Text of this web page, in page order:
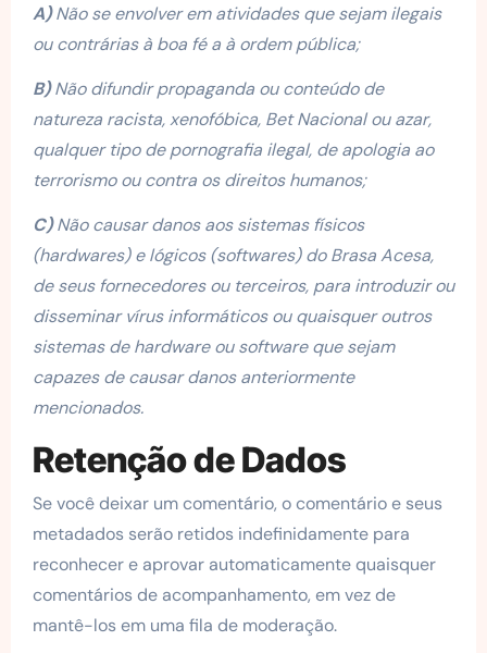
A)Não se envolver em atividades que sejam ilegais
ou contrárias à boa fé a à ordem pública;
B)Não difundir propaganda ou conteúdo de
natureza racista, xenofóbica, Bet Nacional ou azar,
qualquer tipo de pornografia ilegal, de apologia ao
terrorismo ou contra os direitos humanos;
C)Não causar danos aos sistemas físicos
(hardwares) e lógicos (softwares) do Brasa Acesa,
de seus fornecedores ou terceiros, para introduzir ou
disseminar vírus informáticos ou quaisquer outros
sistemas de hardware ou software que sejam
capazes de causar danos anteriormente
mencionados.
Retenção de Dados
Se você deixar um comentário, o comentário e seus
metadados serão retidos indefinidamente para
reconhecer e aprovar automaticamente quaisquer
comentários de acompanhamento, em vez de
mantê-los em uma fila de moderação.